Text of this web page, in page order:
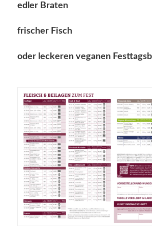
edler Braten
frischer Fisch
oder leckeren veganen